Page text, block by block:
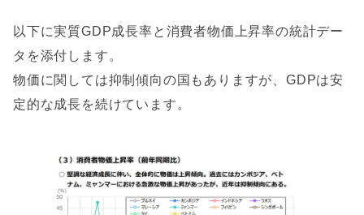
以下に実質GDP成長率と消費者物価上昇率の統計デー
タを添付します。
物価に関しては抑制傾向の国もありますが、GDPは安
定的な成長を続けています。